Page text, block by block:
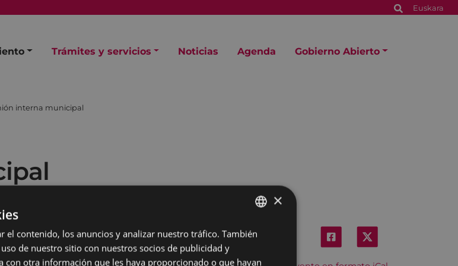
Euskara
Trámites y servicios Noticias Agenda Gobierno Abierto
interna municipal
BASQUE
×
el contenido, los anuncios y analizar nuestro tráfico. También
de nuestro sitio con nuestros socios de publicidad y
con otra información que les haya proporcionado o que hayan